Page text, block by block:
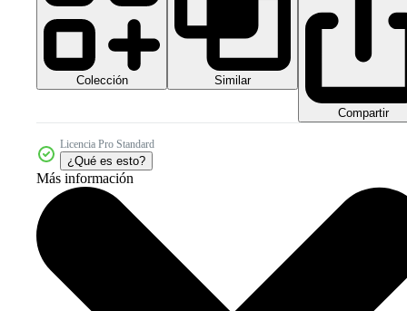
Colección Similar
Compartir
Licencia Pro Standard
¿Qué es esto?
Más información